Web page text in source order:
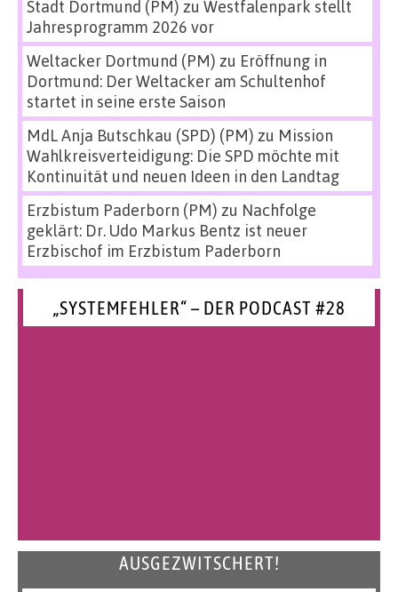
Stadt Dortmund (PM) zu Westfalenpark stellt
Jahresprogramm 2026 vor
Weltacker Dortmund (PM) zu Eröffnung in
Dortmund: Der Weltacker am Schultenhof
startet in seine erste Saison
MdL Anja Butschkau (SPD) (PM) zu Mission
Wahlkreisverteidigung: Die SPD möchte mit
Kontinuität und neuen Ideen in den Landtag
Erzbistum Paderborn (PM) zu Nachfolge
geklärt: Dr. Udo Markus Bentz ist neuer
Erzbischof im Erzbistum Paderborn
„SYSTEMFEHLER“ – DER PODCAST #28
AUSGEZWITSCHERT!